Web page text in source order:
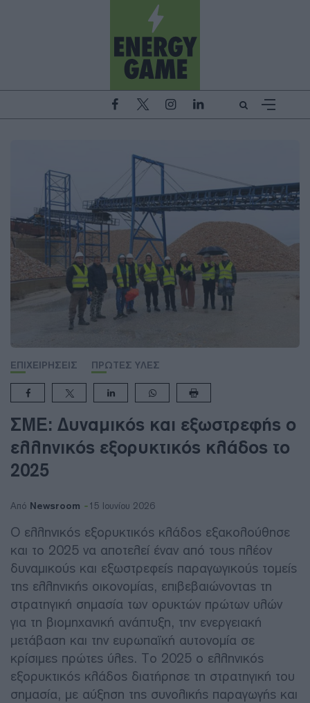
ΕΠΙΧΕΙΡΗΣΕΙΣ ΠΡΩΤΕΣ ΥΛΕΣ
ΣΜΕ: Δυναμικός και εξωστρεφής ο
ελληνικός εξορυκτικός κλάδος το
2025
Από Newsroom 15 Ιουνίου 2026
Ο ελληνικός εξορυκτικός κλάδος εξακολούθησε
και το 2025 να αποτελεί έναν από τους πλέον
δυναμικούς και εξωστρεφείς παραγωγικούς τομείς
της ελληνικής οικονομίας, επιβεβαιώνοντας τη
στρατηγική σημασία των ορυκτών πρώτων υλών
για τη βιομηχανική ανάπτυξη, την ενεργειακή
μετάβαση και την ευρωπαϊκή αυτονομία σε
κρίσιμες πρώτες ύλες. Το 2025 ο ελληνικός
εξορυκτικός κλάδος διατήρησε τη στρατηγική του
σημασία, με αύξηση της συνολικής παραγωγής και